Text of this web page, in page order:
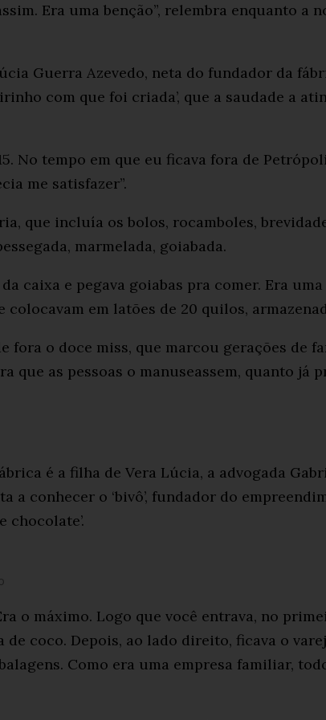
Era uma benção”, relembra enquanto a
Guerra Azevedo, neta do fundador da
com que foi criada’, que a saudade a
No tempo em que eu ficava fora de
me satisfazer”.
que incluía os bolos, rocamboles,
marmelada, goiabada.
caixa e pegava goiabas pra comer. Era
em latões de 20 quilos,
fora o doce miss, que marcou gerações de
as pessoas o manuseassem, quanto já
é a filha de Vera Lúcia, a advogada
conhecer o ‘bivô’, fundador do
chocolate’.
o máximo. Logo que você entrava, no
coco. Depois, ao lado direito, ficava o
Como era uma empresa familiar,